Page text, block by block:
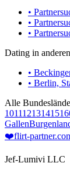
•
•
•
Dating in
•
• Berlin,
Alle
10111213141516
Gallen
❤️flirt-partner
Jef-Lumivi LLC